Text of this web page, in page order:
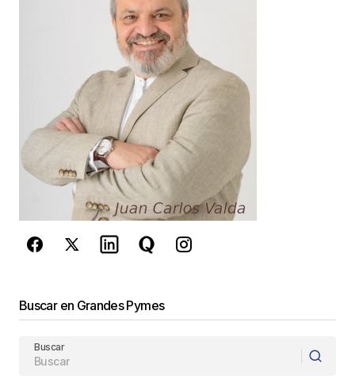
*
Guarda mi nombre, correo electrónico y web en
este navegador para la próxima vez que
comente.
Este sitio esta protegido por
reCAPTCHA y laPolítica de
privacidady losTérminos del servicio
de Google se aplican.
Buscar en Grandes Pymes
Buscar